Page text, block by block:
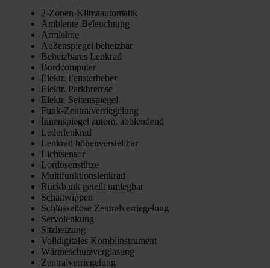
2‑Zo­nen-Kli­ma­au­to­ma­tik
Ambi­en­te-Beleuch­tung
Arm­leh­ne
Außen­spie­gel beheiz­bar
Beheiz­ba­res Lenk­rad
Bord­com­pu­ter
Elektr. Fens­ter­he­ber
Elektr. Park­brem­se
Elektr. Sei­ten­spie­gel
Funk-Zen­tral­ver­rie­ge­lung
Innen­spie­gel autom. abblen­dend
Leder­lenk­rad
Lenk­rad höhen­ver­stell­bar
Licht­sen­sor
Lor­do­sen­stüt­ze
Mul­ti­funk­ti­ons­lenk­rad
Rück­bank geteilt umleg­bar
Schalt­wip­pen
Schlüs­sel­lo­se Zen­tral­ver­rie­ge­lung
Ser­vo­len­kung
Sitz­hei­zung
Voll­di­gi­ta­les Kom­bi­in­stru­ment
Wär­me­schutz­ver­gla­sung
Zen­tral­ver­rie­ge­lung